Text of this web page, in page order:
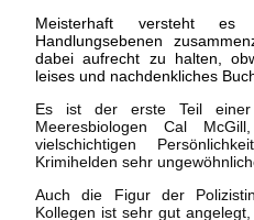
Meisterhaft versteht
Handlungsebenen
dabei aufrecht zu halten,
leises und nachdenkliches
Es ist der erste Teil
Meeresbiologen Cal
vielschichtigen
Krimihelden sehr
Auch die Figur der
Kollegen ist sehr gut